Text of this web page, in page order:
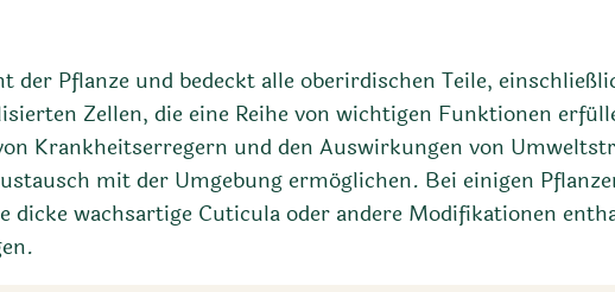
der Pflanze und bedeckt alle oberirdischen Teile,
Zellen, die eine Reihe von wichtigen Funktionen
Krankheitserregern und den Auswirkungen von
mit der Umgebung ermöglichen. Bei einigen
dicke wachsartige Cuticula oder andere Modifikationen